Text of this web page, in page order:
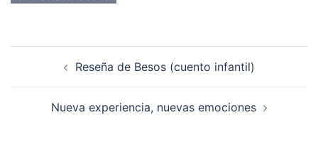
Reseña de Besos (cuento infantil)
Nueva experiencia, nuevas emociones